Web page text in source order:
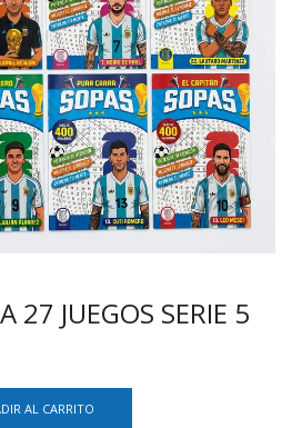
27 JUEGOS SERIE 5
AL CARRITO